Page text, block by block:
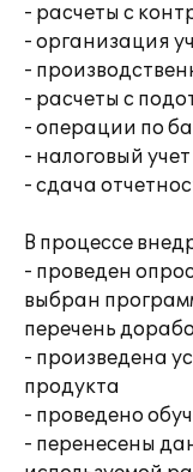
- расчеты с
- организация
-
- расчеты с
- операции по
- налоговый учет
- сдача
В процессе
- проведен
выбран
перечень
- произведена
продукта
- проведено
- перенесены